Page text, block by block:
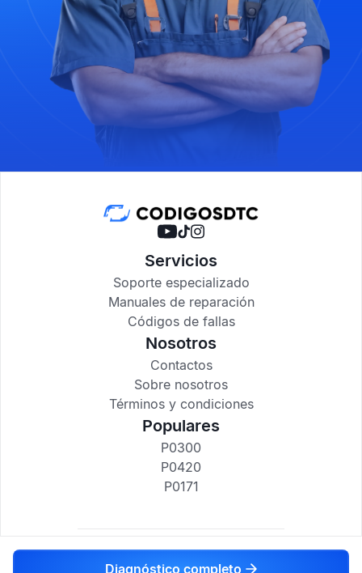
Diagnóstico completo
Servicios
Soporte especializado
Manuales de reparación
Códigos de fallas
Nosotros
Contactos
Sobre nosotros
Términos y condiciones
Populares
P0300
P0420
P0171
codigosdtc.com © 2017-2025